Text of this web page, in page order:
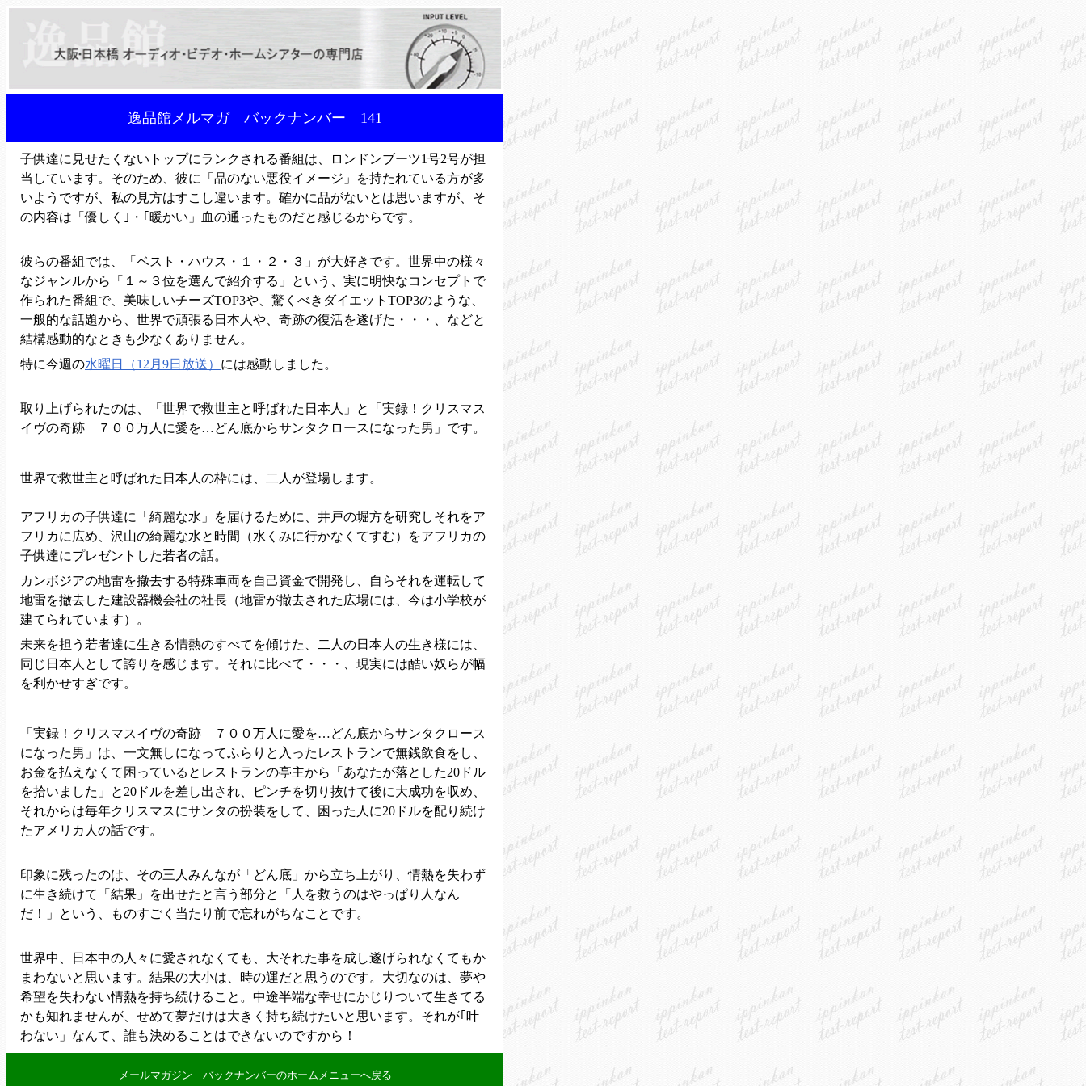
逸品館メルマガ バックナンバー 141
子供達に見せたくないトップにランクされる番組は、ロンドンブーツ1号2号が担
当しています。そのため、彼に「品のない悪役イメージ」を持たれている方が多
いようですが、私の見方はすこし違います。確かに品がないとは思いますが、そ
の内容は「優しく｣・｢暖かい」血の通ったものだと感じるからです。
彼らの番組では、「ベスト・ハウス・１・２・３」が大好きです。世界中の様々
なジャンルから「１～３位を選んで紹介する」という、実に明快なコンセプトで
作られた番組で、美味しいチーズTOP3や、驚くべきダイエットTOP3のような、
一般的な話題から、世界で頑張る日本人や、奇跡の復活を遂げた・・・、などと
結構感動的なときも少なくありません。
特に今週の水曜日（12月9日放送） には感動しました。
取り上げられたのは、「世界で救世主と呼ばれた日本人」と「実録！クリスマス
イヴの奇跡 ７００万人に愛を…どん底からサンタクロースになった男」です。
世界で救世主と呼ばれた日本人の枠には、二人が登場します。
アフリカの子供達に「綺麗な水」を届けるために、井戸の堀方を研究しそれをア
フリカに広め、沢山の綺麗な水と時間（水くみに行かなくてすむ）をアフリカの
子供達にプレゼントした若者の話。
カンボジアの地雷を撤去する特殊車両を自己資金で開発し、自らそれを運転して
地雷を撤去した建設器機会社の社長（地雷が撤去された広場には、今は小学校が
建てられています）。
未来を担う若者達に生きる情熱のすべてを傾けた、二人の日本人の生き様には、
同じ日本人として誇りを感じます。それに比べて・・・、現実には酷い奴らが幅
を利かせすぎです。
「実録！クリスマスイヴの奇跡 ７００万人に愛を…どん底からサンタクロース
になった男」は、一文無しになってふらりと入ったレストランで無銭飲食をし、
お金を払えなくて困っているとレストランの亭主から「あなたが落とした20ドル
を拾いました」と20ドルを差し出され、ピンチを切り抜けて後に大成功を収め、
それからは毎年クリスマスにサンタの扮装をして、困った人に20ドルを配り続け
たアメリカ人の話です。
印象に残ったのは、その三人みんなが「どん底」から立ち上がり、情熱を失わず
に生き続けて「結果」を出せたと言う部分と「人を救うのはやっぱり人なん
だ！」という、ものすごく当たり前で忘れがちなことです。
世界中、日本中の人々に愛されなくても、大それた事を成し遂げられなくてもか
まわないと思います。結果の大小は、時の運だと思うのです。大切なのは、夢や
希望を失わない情熱を持ち続けること。中途半端な幸せにかじりついて生きてる
かも知れませんが、せめて夢だけは大きく持ち続けたいと思います。それが｢叶
わない」なんて、誰も決めることはできないのですから！
メールマガジン バックナンバーのホームメニューへ戻る